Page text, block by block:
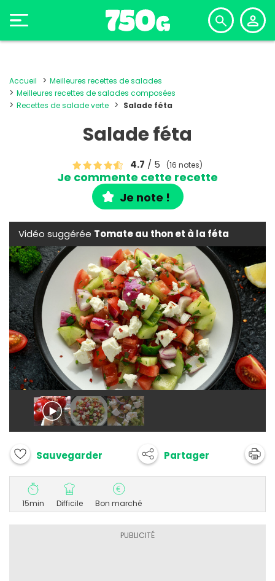
Accueil
Meilleures recettes de salades
Meilleures recettes de salades composées
Recettes de salade verte
Salade féta
Salade féta
4.7 / 5 (16 notes)
Je commente cette recette
Je note !
Vidéo suggérée Tomate au thon et à la féta
Sauvegarder Partager
15min Difficile Bon marché